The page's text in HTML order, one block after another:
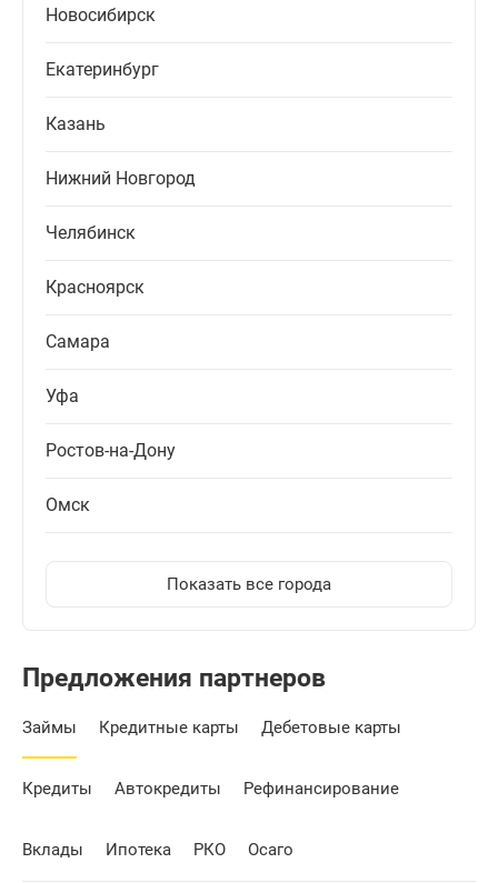
Новосибирск
Екатеринбург
Казань
Нижний Новгород
Челябинск
Красноярск
Самара
Уфа
Ростов-на-Дону
Омск
Показать все города
Предложения партнеров
Займы Кредитные карты Дебетовые карты
Кредиты Автокредиты Рефинансирование
Вклады Ипотека РКО Осаго